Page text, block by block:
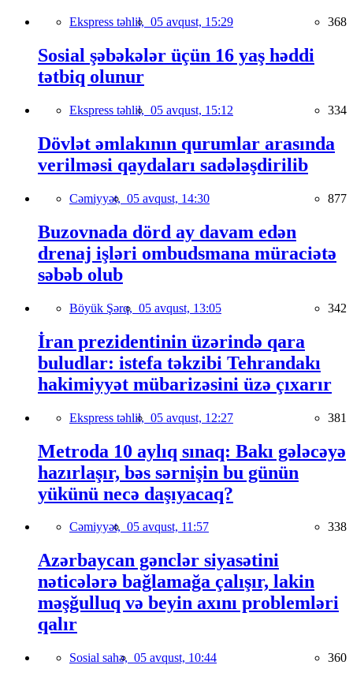
Ekspress təhlil, 05 avqust, 15:29 368
Sosial şəbəkələr üçün 16 yaş həddi
tətbiq olunur
Ekspress təhlil, 05 avqust, 15:12 334
Dövlət əmlakının qurumlar arasında
verilməsi qaydaları sadələşdirilib
Cəmiyyət, 05 avqust, 14:30 877
Buzovnada dörd ay davam edən
drenaj işləri ombudsmana müraciətə
səbəb olub
Böyük Şərq, 05 avqust, 13:05 342
İran prezidentinin üzərində qara
buludlar: istefa təkzibi Tehrandakı
hakimiyyət mübarizəsini üzə çıxarır
Ekspress təhlil, 05 avqust, 12:27 381
Metroda 10 aylıq sınaq: Bakı gələcəyə
hazırlaşır, bəs sərnişin bu günün
yükünü necə daşıyacaq?
Cəmiyyət, 05 avqust, 11:57 338
Azərbaycan gənclər siyasətini
nəticələrə bağlamağa çalışır, lakin
məşğulluq və beyin axını problemləri
qalır
Sosial sahə, 05 avqust, 10:44 360